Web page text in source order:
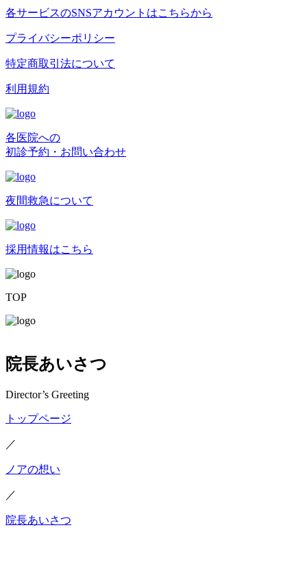
各サービスのSNSアカウントはこちらから
プライバシーポリシー
特定商取引法について
利用規約
各医院への
初診予約・お問い合わせ
夜間救急について
採用情報はこちら
TOP
院長あいさつ
Director’s Greeting
トップページ
／
ノアの想い
／
院長あいさつ